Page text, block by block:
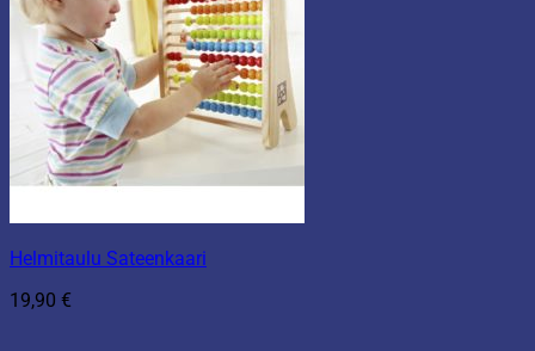
Helmitaulu Sateenkaari
19,90 €